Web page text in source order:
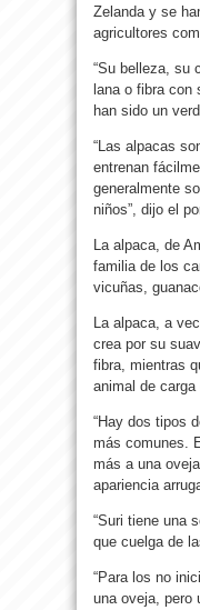
Zelanda y se
agricultores
“Su belleza, su
lana o fibra con
han sido un
“Las alpacas
entrenan
generalmente
niños”, dijo el
La alpaca, de
familia de los
vicuñas,
La alpaca, a
crea por su
fibra, mientras
animal de carga
“Hay dos tipos
más comunes.
más a una
apariencia
“Suri tiene una
que cuelga de
“Para los no
una oveja, pero